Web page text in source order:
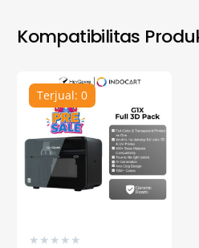
Kompatibilitas
Terjual: 0
★ ★ ★ ★ ★